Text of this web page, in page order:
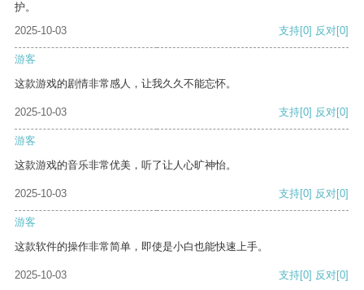
护。
2025-10-03
支持[0] 反对[0]
游客
这款游戏的剧情非常感人，让我久久不能忘怀。
2025-10-03 支持[0] 反对[0]
游客
这款游戏的音乐非常优美，听了让人心旷神怡。
2025-10-03 支持[0] 反对[0]
游客
这款软件的操作非常简单，即使是小白也能快速上手。
2025-10-03 支持[0] 反对[0]